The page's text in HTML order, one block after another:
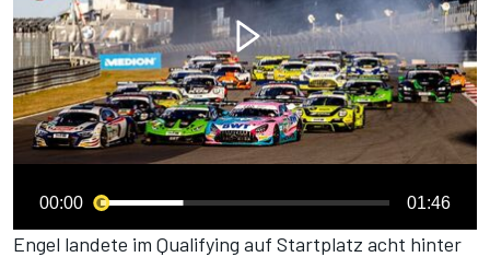
00:00 01:46
Engel landete im Qualifying auf Startplatz acht hinter